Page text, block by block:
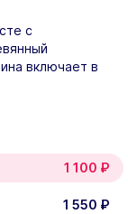
с
включает в
1 100 ₽
1 550 ₽